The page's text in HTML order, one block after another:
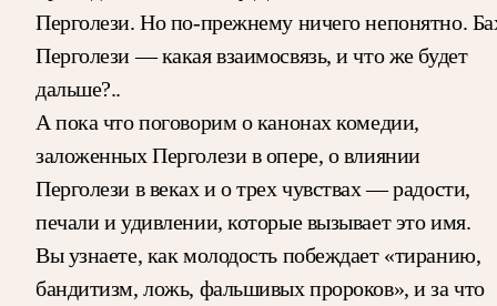
Перголези. Но по-прежнему ничего непонятно.
Перголези — какая взаимосвязь, и что же будет
дальше?..
А пока что поговорим о канонах комедии,
заложенных Перголези в опере, о влиянии
Перголези в веках и о трех чувствах — радости,
печали и удивлении, которые вызывает это имя.
Вы узнаете, как молодость побеждает «тиранию,
бандитизм, ложь, фальшивых пророков», и за что